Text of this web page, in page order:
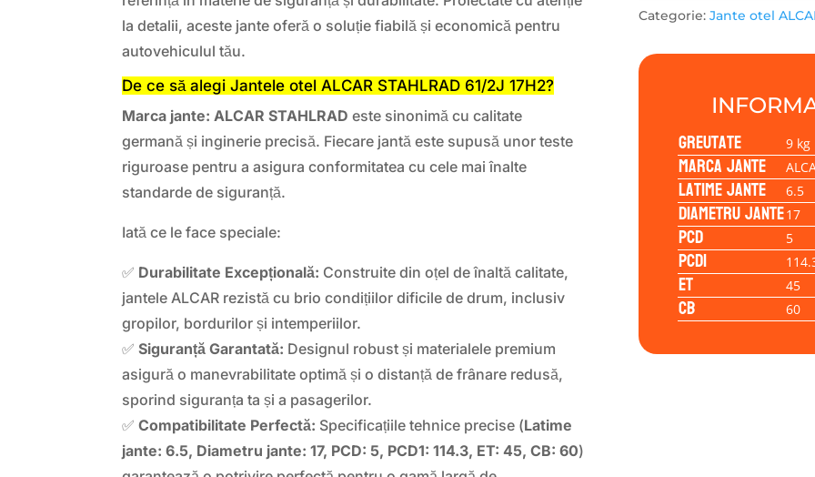
la detalii, aceste jante oferă o soluție fiabilă și economică pentru
autovehiculul tău.
De ce să alegi Jantele otel ALCAR STAHLRAD 61/2J 17H2?
Marca jante: ALCAR STAHLRAD este sinonimă cu calitate
germană și inginerie precisă. Fiecare jantă este supusă unor teste
riguroase pentru a asigura conformitatea cu cele mai înalte
standarde de siguranță.
Iată ce le face speciale:
✅ Durabilitate Excepțională: Construite din oțel de înaltă calitate,
jantele ALCAR rezistă cu brio condițiilor dificile de drum, inclusiv
gropilor, bordurilor și intemperiilor.
✅Siguranță Garantată: Designul robust și materialele premium
asigură o manevrabilitate optimă și o distanță de frânare redusă,
sporind siguranța ta și a pasagerilor.
✅Compatibilitate Perfectă: Specificațiile tehnice precise (Latime
jante: 6.5, Diametru jante: 17, PCD: 5, PCD1: 114.3, ET: 45, CB: 60)
ALCAR
STAHLRAD
ALCAR
STAHLRAD
5x114.3/45/60
Categorie: Jante otel
Greutate 9 kg
Marca jante
Latime jante 6.5
Diametru jante17
PCD 5
PCD1
ET 45
CB 60